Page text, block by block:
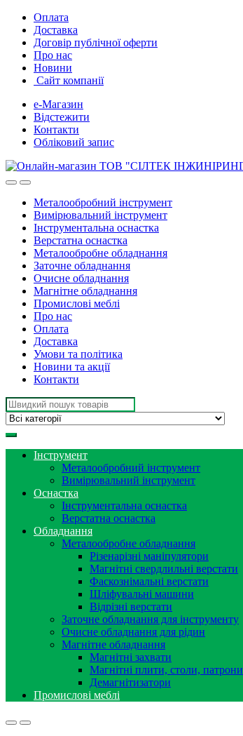
Skip
navigation
Skip
content
Оплата
Доставка
Договір публічної оферти
Про нас
Новини
Сайт компанії
е-Магазин
Відстежити
Контакти
Обліковий запис
Металообробний інструмент
Вимірювальний інструмент
Інструментальна оснастка
Верстатна оснастка
Металообробне обладнання
Заточне обладнання
Очисне обладнання
Магнітне обладнання
Промислові меблі
Про нас
Оплата
Доставка
Умови та політика
Новини та акції
Контакти
Search
for:
Інструмент
Металообробний інструмент
Вимірювальний інструмент
Оснастка
Інструментальна оснастка
Верстатна оснастка
Обладнання
Металообробне обладнання
Різенарізні маніпулятори
Магнітні свердлильні верстати
Фаскознімальні верстати
Шліфувальні машини
Відрізні верстати
Заточне обладнання для інструменту
Очисне обладнання для рідин
Магнітне обладнання
Магнітні захвати
Магнітні плити, столи, патрони
Демагнітизатори
Промислові меблі